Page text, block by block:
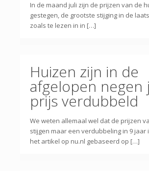
In de maand juli zijn de prijzen van de
gestegen, de grootste stijging in de
zoals te lezen in in […]
Huizen zijn in de
afgelopen negen
prijs verdubbeld
We weten allemaal wel dat de prijzen
stijgen maar een verdubbeling in 9 jaar
het artikel op nu.nl gebaseerd op […]